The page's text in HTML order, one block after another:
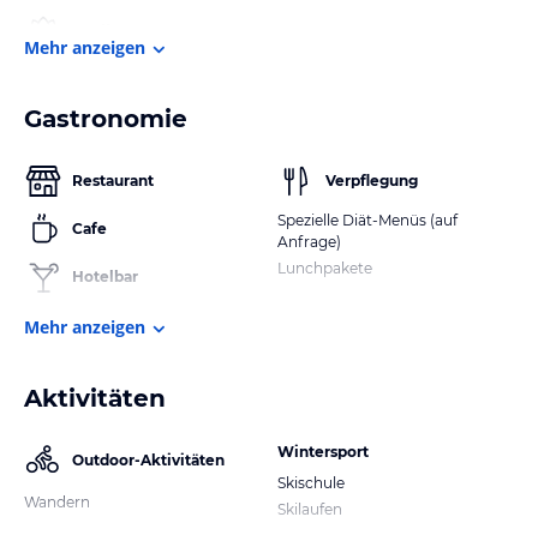
Mehr anzeigen
Gastronomie
Restaurant
Cafe
Hotelbar
Verpflegung
Spezielle Diät-Menüs (auf
Anfrage)
Lunchpakete
Mehr anzeigen
Aktivitäten
Outdoor-Aktivitäten
Wandern
Wintersport
Skischule
Skilaufen